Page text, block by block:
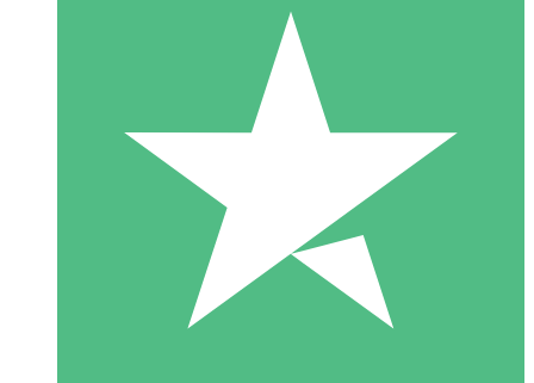
Pacotes de Créditos Individuais
Pague conforme o uso com créditos de download. Sem
1000